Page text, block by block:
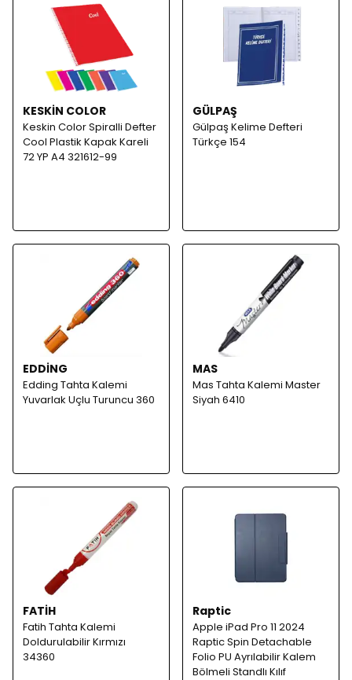
KESKİN COLOR
Keskin Color Spiralli Defter
Cool Plastik Kapak Kareli
72 YP A4 321612-99
GÜLPAŞ
Gülpaş Kelime Defteri
Türkçe 154
EDDİNG
Edding Tahta Kalemi
Yuvarlak Uçlu Turuncu 360
MAS
Mas Tahta Kalemi Master
Siyah 6410
FATİH
Fatih Tahta Kalemi
Doldurulabilir Kırmızı
34360
Raptic
Apple iPad Pro 11 2024
Raptic Spin Detachable
Folio PU Ayrılabilir Kalem
Bölmeli Standlı Kılıf